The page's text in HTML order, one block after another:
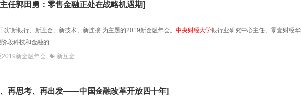
任郭田勇：零售金融正处在战略机遇期]
“新银行、新互金、新技术、新连接”为主题的2019新金融年会。 中央财经大学银行业研究中心主任、零壹财经华
段科技和金融的]
2019新金融年会 新互金
再思考、再出发——中国金融改革开放四十年]